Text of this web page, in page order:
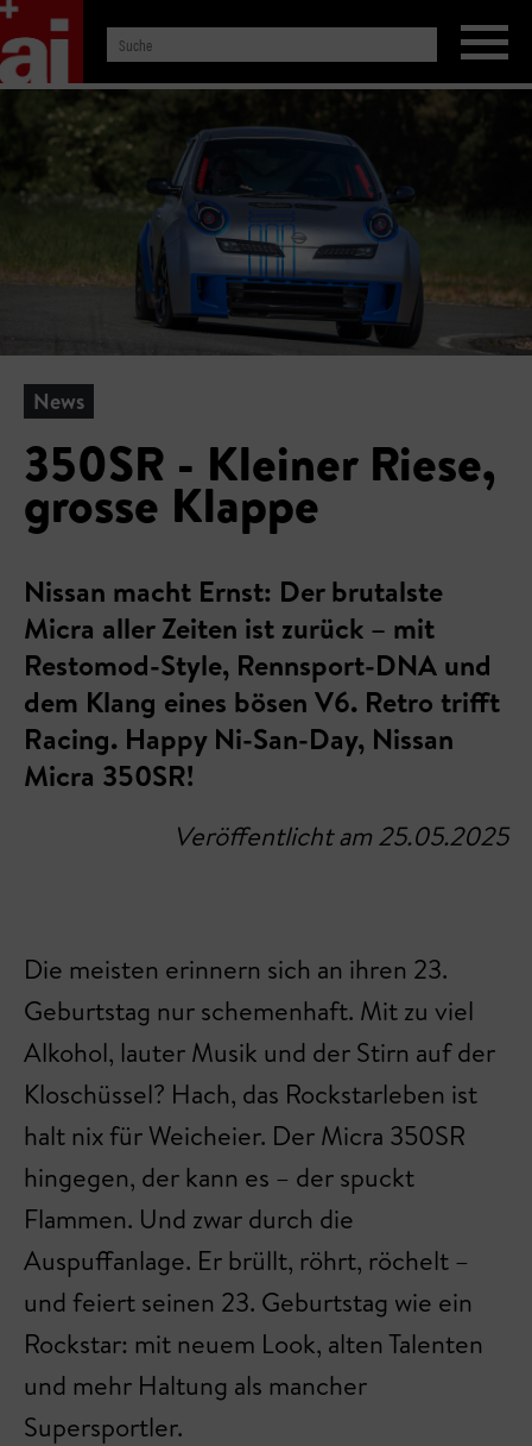
News
350SR - Kleiner Riese,
grosse Klappe
Nissan macht Ernst: Der brutalste
Micra aller Zeiten ist zurück – mit
Restomod-Style, Rennsport-DNA und
dem Klang eines bösen V6. Retro trifft
Racing. Happy Ni-San-Day, Nissan
Micra 350SR!
Veröffentlicht am 25.05.2025
Die meisten erinnern sich an ihren 23.
Geburtstag nur schemenhaft. Mit zu viel
Alkohol, lauter Musik und der Stirn auf der
Kloschüssel? Hach, das Rockstarleben ist
halt nix für Weicheier. Der Micra 350SR
hingegen, der kann es – der spuckt
Flammen. Und zwar durch die
Auspuffanlage. Er brüllt, röhrt, röchelt –
und feiert seinen 23. Geburtstag wie ein
Rockstar: mit neuem Look, alten Talenten
und mehr Haltung als mancher
Supersportler.